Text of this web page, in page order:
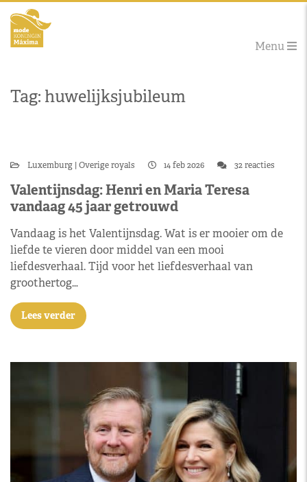
Menu
Tag: huwelijksjubileum
Luxemburg Overige royals 14 feb 2026 32 reacties
Valentijnsdag: Henri en Maria Teresa
vandaag 45 jaar getrouwd
Vandaag is het Valentijnsdag. Wat is er mooier om de
liefde te vieren door middel van een mooi
liefdesverhaal. Tijd voor het liefdesverhaal van
groothertog…
Lees verder